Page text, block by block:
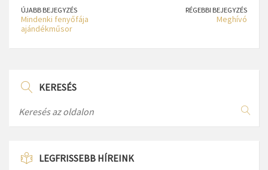
ÚJABB BEJEGYZÉS
Mindenki fenyőfája
ajándékműsor
RÉGEBBI BEJEGYZÉS
Meghívó
KERESÉS
LEGFRISSEBB HÍREINK